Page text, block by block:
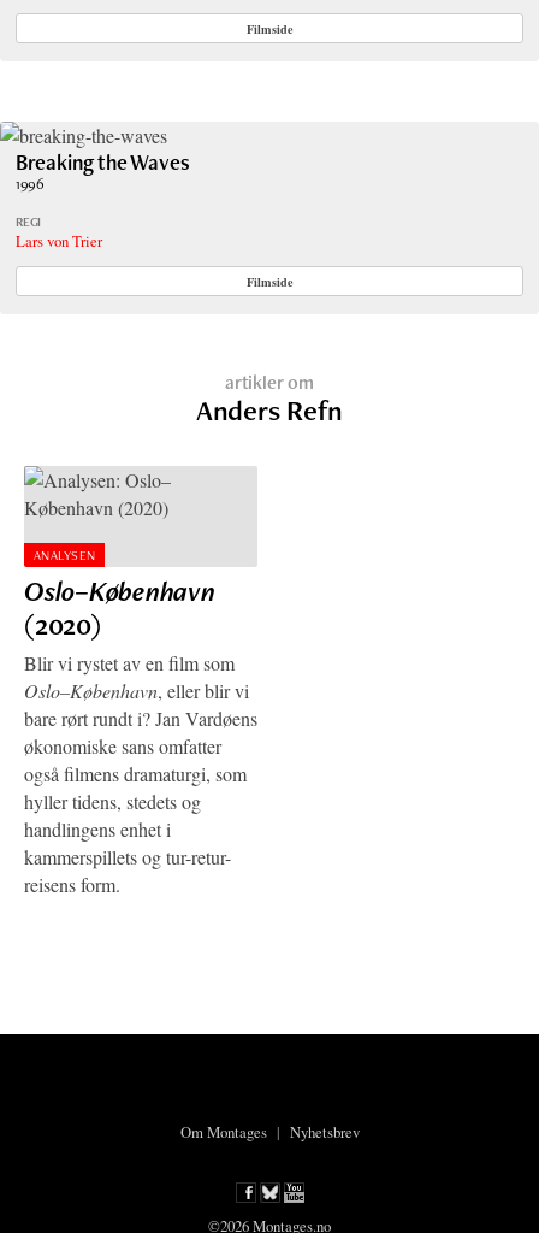
Filmside
Breaking the Waves
1996
REGI
Lars von Trier
Filmside
artikler om
Anders Refn
ANALYSEN
Oslo–København
(2020)
Blir vi rystet av en film som
Oslo–København, eller blir vi
bare rørt rundt i? Jan Vardøens
økonomiske sans omfatter
også filmens dramaturgi, som
hyller tidens, stedets og
handlingens enhet i
kammerspillets og tur-retur-
reisens form.
Om Montages| Nyhetsbrev
©2026 Montages.no